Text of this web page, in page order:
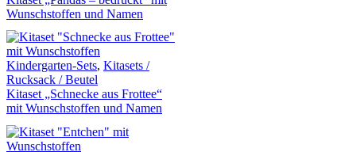
Wunschstoffen und Namen
Kindergarten-Sets, Kitasets /
Rucksack / Beutel
Kitaset „Schnecke aus Frottee“
mit Wunschstoffen und Namen